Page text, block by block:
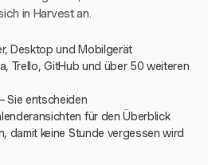
in Harvest an.
Desktop und Mobilgerät
Trello, GitHub und über 50 weiteren
Sie entscheiden
für den Überblick
damit keine Stunde vergessen wird